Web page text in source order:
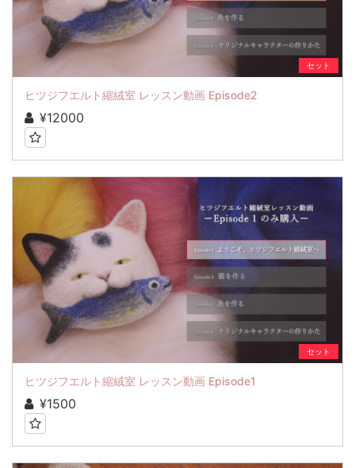
セット
ヒツジフエルト縮絨室 レッスン動画 Episode2
¥12000
セット
ヒツジフエルト縮絨室 レッスン動画 Episode1
¥1500